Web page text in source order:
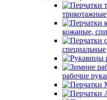
трикотажные
кожаные,
специальные
рабочие